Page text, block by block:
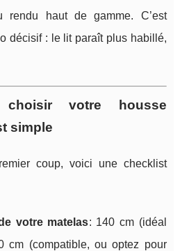
rendu haut de gamme. C’est
décisif : le lit paraît plus habillé,
choisir votre housse
simple
coup, voici une checklist
votre matelas: 140 cm (idéal
cm (compatible, ou optez pour